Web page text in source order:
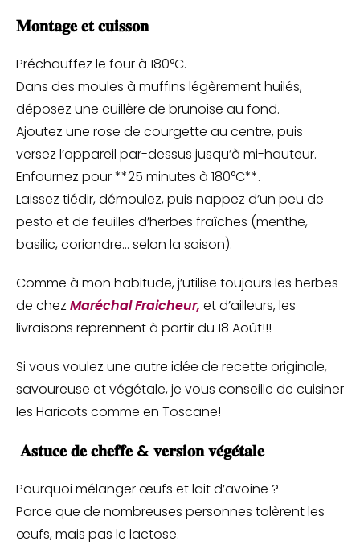
𝐌𝐨𝐧𝐭𝐚𝐠𝐞 𝐞𝐭 𝐜𝐮𝐢𝐬𝐬𝐨𝐧
Préchauffez le four à 180°C.
Dans des moules à muffins légèrement huilés,
déposez une cuillère de brunoise au fond.
Ajoutez une rose de courgette au centre, puis
versez l’appareil par-dessus jusqu’à mi-hauteur.
Enfournez pour **25 minutes à 180°C**.
Laissez tiédir, démoulez, puis nappez d’un peu de
pesto et de feuilles d’herbes fraîches (menthe,
basilic, coriandre… selon la saison).
Comme à mon habitude, j’utilise toujours les herbes
de chez Maréchal Fraicheur, et d’ailleurs, les
livraisons reprennent à partir du 18 Août!!!
Si vous voulez une autre idée de recette originale,
savoureuse et végétale, je vous conseille de cuisiner
les Haricots comme en Toscane!
𝐀𝐬𝐭𝐮𝐜𝐞 𝐝𝐞 𝐜𝐡𝐞𝐟𝐟𝐞 & 𝐯𝐞𝐫𝐬𝐢𝐨𝐧 𝐯𝐞́𝐠𝐞́𝐭𝐚𝐥𝐞
Pourquoi mélanger œufs et lait d’avoine ?
Parce que de nombreuses personnes tolèrent les
œufs, mais pas le lactose.